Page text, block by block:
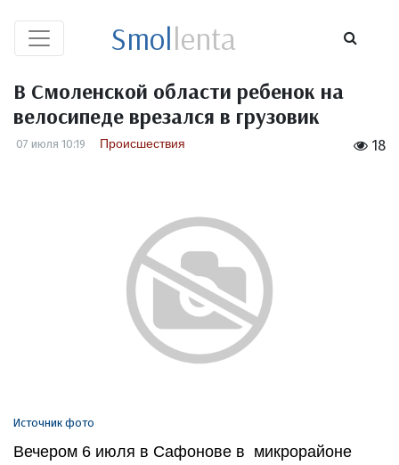
Smollenta
В Смоленской области ребенок на
велосипеде врезался в грузовик
18
07 июля 10:19 Происшествия
Источник фото
Вечером 6 июля в Сафонове в микрорайоне